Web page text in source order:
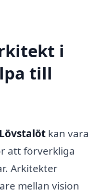
i
till
kan vara
att förverkliga
Arkitekter
mellan vision